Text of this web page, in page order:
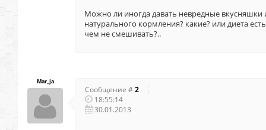
Можно ли иногда давать невредные вкусняшки
натурального кормления? какие? или диета
чем не смешивать?..
Mar_ja
Сообщение #2
18:55:14
30.01.2013